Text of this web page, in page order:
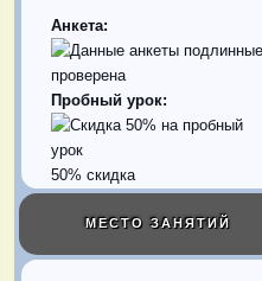
Анкета:
проверена
Пробный урок:
50% скидка
МЕСТО ЗАНЯТИЙ